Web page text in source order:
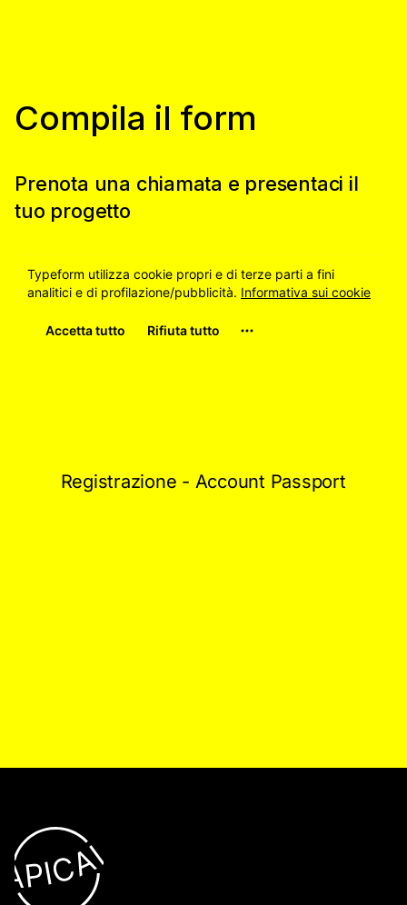
Compila il form
Prenota una chiamata e presentaci il
tuo progetto